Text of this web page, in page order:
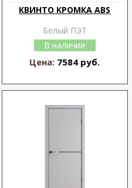
КВИНТО КРОМКА ABS
Белый ПЭТ
В наличии
Цена: 7584 руб.